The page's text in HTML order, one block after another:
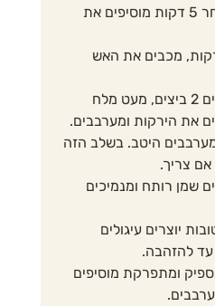
מערבבים מדי פעם ולאחר 5 דקות מוסיפים את
מכבים את האש
בקערה נקייה - מערבבים 2 ביצים, מעט מלח
את הירקות ומערבבים.
קמח ומערבבים היטב. בשלב הזה
אם צריך.
שמן רותח ומנמיכים
רטובות יוצרים עיגולים
עד להזהבה.
ומתפרקת מוסיפים